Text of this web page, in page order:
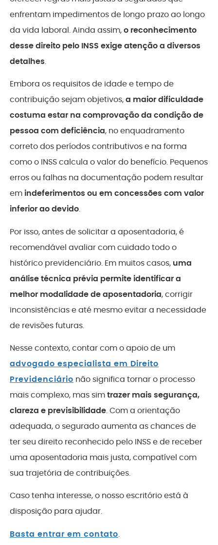
enfrentam impedimentos de longo prazo ao longo
da vida laboral. Ainda assim,o reconhecimento
desse direito pelo INSS exige atenção a diversos
detalhes.
Embora os requisitos de idade e tempo de
contribuição sejam objetivos,a maior dificuldade
costuma estar na comprovação da condição de
pessoa com deficiência, no enquadramento
correto dos períodos contributivos e na forma
como o INSS calcula o valor do benefício. Pequenos
erros ou falhas na documentação podem resultar
em indeferimentos ou em concessões com valor
inferior ao devido.
Por isso, antes de solicitar a aposentadoria, é
recomendável avaliar com cuidado todo o
histórico previdenciário. Em muitos casos, uma
análise técnica prévia permite identificar a
melhor modalidade de aposentadoria, corrigir
inconsistências e até mesmo evitar a necessidade
de revisões futuras.
Nesse contexto, contar com o apoio de um
advogado especialista em Direito
Previdenciário não significa tornar o processo
mais complexo, mas simtrazer mais segurança,
clareza e previsibilidade. Com a orientação
adequada, o segurado aumenta as chances de
ter seu direito reconhecido pelo INSS e de receber
uma aposentadoria mais justa, compatível com
sua trajetória de contribuições.
Caso tenha interesse, o nosso escritório está à
disposição para ajudar.
Basta entrar em contato.